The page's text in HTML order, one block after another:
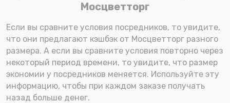
Мосцветторг
Если вы сравните условия посредников, то увидите,
что они предлагают кэшбэк от Мосцветторг разного
размера. А если вы сравните условия повторно через
некоторый период времени, то увидите, что размер
экономии у посредников меняется. Используйте эту
информацию, чтобы при каждом заказе получать
назад больше денег.